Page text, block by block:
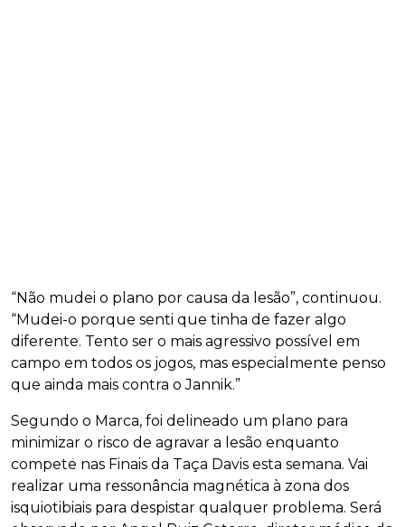
“Não mudei o plano por causa da lesão”, continuou.
“Mudei-o porque senti que tinha de fazer algo
diferente. Tento ser o mais agressivo possível em
campo em todos os jogos, mas especialmente penso
que ainda mais contra o Jannik.”
Segundo o Marca, foi delineado um plano para
minimizar o risco de agravar a lesão enquanto
compete nas Finais da Taça Davis esta semana. Vai
realizar uma ressonância magnética à zona dos
isquiotibiais para despistar qualquer problema. Será